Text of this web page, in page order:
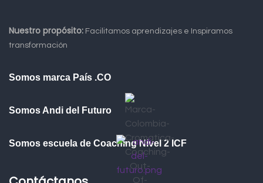
Nuestro propósito: Facilitamos aprendizajes e Inspiramos
transformación
Somos marca País .CO
Somos Andi del Futuro
Somos escuela de Coaching Nivel 2 ICF